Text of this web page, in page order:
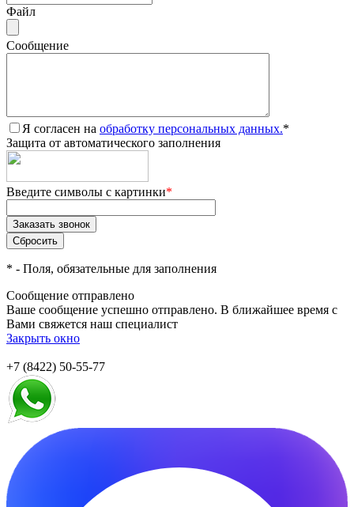
Файл
Сообщение
Я согласен на обработку персональных данных.*
Защита от автоматического заполнения
Введите символы с картинки*
* - Поля, обязательные для заполнения
Сообщение отправлено
Ваше сообщение успешно отправлено. В ближайшее время с
Вами свяжется наш специалист
Закрыть окно
+7 (8422) 50-55-77